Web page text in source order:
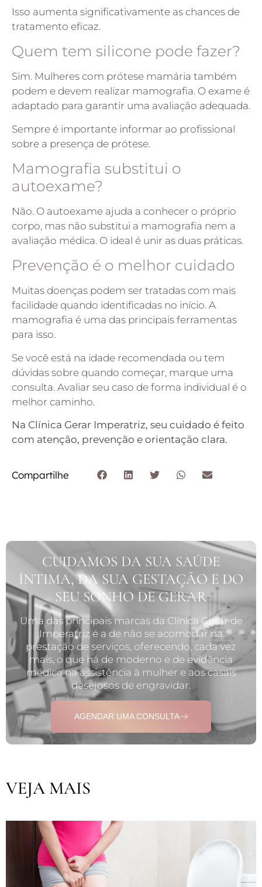
Isso aumenta significativamente as chances de
tratamento eficaz.
Quem tem silicone pode fazer?
Sim. Mulheres com prótese mamária também
podem e devem realizar mamografia. O exame é
adaptado para garantir uma avaliação adequada.
Sempre é importante informar ao profissional
sobre a presença de prótese.
Mamografia substitui o
autoexame?
Não. O autoexame ajuda a conhecer o próprio
corpo, mas não substitui a mamografia nem a
avaliação médica. O ideal é unir as duas práticas.
Prevenção é o melhor cuidado
Muitas doenças podem ser tratadas com mais
facilidade quando identificadas no início. A
mamografia é uma das principais ferramentas
para isso.
Se você está na idade recomendada ou tem
dúvidas sobre quando começar, marque uma
consulta. Avaliar seu caso de forma individual é o
melhor caminho.
Na Clínica Gerar Imperatriz, seu cuidado é feito
com atenção, prevenção e orientação clara.
Compartilhe
CUIDAMOS DA SUA SAÚDE
ÍNTIMA, DA SUA GESTAÇÃO E DO
SEU SONHO DE GERAR
Uma das principais marcas da Clínica Gerar de
Imperatriz é a de não se acomodar na
prestação de serviços, oferecendo, cada vez
mais, o que há de moderno e de evidência
médica na assistência à mulher e aos casais
desejosos de engravidar.
AGENDAR UMA CONSULTA
VEJA MAIS